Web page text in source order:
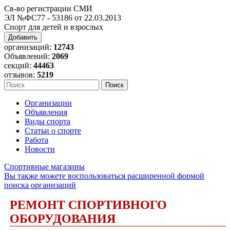
Св-во регистрации СМИ
ЭЛ №ФС77 - 53186 от 22.03.2013
Спорт для детей и взрослых
Добавить
организаций: 12743
Объявлений: 2069
секций: 44463
отзывов: 5219
Организации
Объявления
Виды спорта
Статьи о спорте
Работа
Новости
Спортивные магазины
Вы также можете воспользоваться расширенной формой
поиска организаций
РЕМОНТ СПОРТИВНОГО
ОБОРУДОВАНИЯ